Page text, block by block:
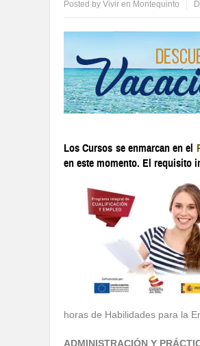
Posted by Vivir en Montequinto
Los Cursos se enmarcan en el
en este momento. El requisito
horas de Habilidades para la
ADMINISTRACIÓN Y